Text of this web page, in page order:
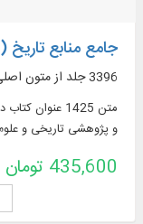
جامع منابع تاریخ
3396 جلد از متون اصلی و پژوهشی تاریخی
و پژوهشی تاریخی و علوم
435,600 تومان